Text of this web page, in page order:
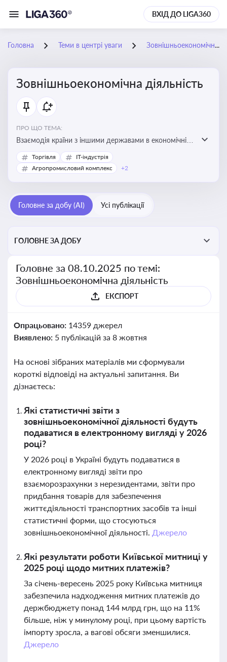
ВХІД ДО LIGA360
Головна Теми в центрі уваги Зовнішньоекономічна діяльність
Зовнішньоекономічна діяльність
ПРО ЩО ТЕМА:
Взаємодія країни з іншими державами в економічній
сфері, включаючи експорт та імпорт товарів і послуг,
міжнародні фінансові операції, інвестиції, торгівлю,
Торгівля
IT-індустрія
Агропромисловий комплекс
+2
Головне за добу (AI) Усі публікації
ГОЛОВНЕ ЗА ДОБУ
Головне за 08.10.2025 по темі:
Зовнішньоекономічна діяльність
ЕКСПОРТ
Опрацьовано: 14359 джерел
Виявлено: 5 публікацій за 8 жовтня
На основі зібраних матеріалів ми сформували
короткі відповіді на актуальні запитання. Ви
дізнаєтесь:
Які статистичні звіти з
зовнішньоекономічної діяльності будуть
подаватися в електронному вигляді у 2026
році?
У 2026 році в Україні будуть подаватися в
електронному вигляді звіти про
взаєморозрахунки з нерезидентами, звіти про
придбання товарів для забезпечення
життєдіяльності транспортних засобів та інші
статистичні форми, що стосуються
зовнішньоекономічної діяльності. Джерело
Які результати роботи Київської митниці у
2025 році щодо митних платежів?
За січень-вересень 2025 року Київська митниця
забезпечила надходження митних платежів до
держбюджету понад 144 млрд грн, що на 11%
більше, ніж у минулому році, при цьому вартість
імпорту зросла, а вагові обсяги зменшилися.
Джерело